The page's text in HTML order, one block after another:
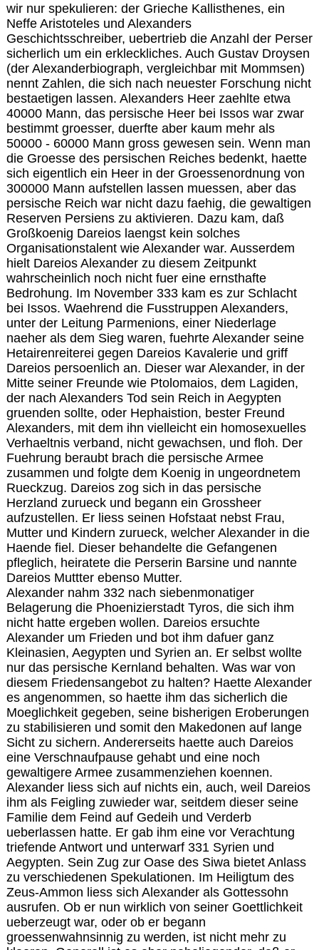
wir nur spekulieren: der Grieche Kallisthenes, ein
Neffe Aristoteles und Alexanders
Geschichtsschreiber, uebertrieb die Anzahl der Perser
sicherlich um ein erkleckliches. Auch Gustav Droysen
(der Alexanderbiograph, vergleichbar mit Mommsen)
nennt Zahlen, die sich nach neuester Forschung nicht
bestaetigen lassen. Alexanders Heer zaehlte etwa
40000 Mann, das persische Heer bei Issos war zwar
bestimmt groesser, duerfte aber kaum mehr als
50000 - 60000 Mann gross gewesen sein. Wenn man
die Groesse des persischen Reiches bedenkt, haette
sich eigentlich ein Heer in der Groessenordnung von
300000 Mann aufstellen lassen muessen, aber das
persische Reich war nicht dazu faehig, die gewaltigen
Reserven Persiens zu aktivieren. Dazu kam, daß
Großkoenig Dareios laengst kein solches
Organisationstalent wie Alexander war. Ausserdem
hielt Dareios Alexander zu diesem Zeitpunkt
wahrscheinlich noch nicht fuer eine ernsthafte
Bedrohung. Im November 333 kam es zur Schlacht
bei Issos. Waehrend die Fusstruppen Alexanders,
unter der Leitung Parmenions, einer Niederlage
naeher als dem Sieg waren, fuehrte Alexander seine
Hetairenreiterei gegen Dareios Kavalerie und griff
Dareios persoenlich an. Dieser war Alexander, in der
Mitte seiner Freunde wie Ptolomaios, dem Lagiden,
der nach Alexanders Tod sein Reich in Aegypten
gruenden sollte, oder Hephaistion, bester Freund
Alexanders, mit dem ihn vielleicht ein homosexuelles
Verhaeltnis verband, nicht gewachsen, und floh. Der
Fuehrung beraubt brach die persische Armee
zusammen und folgte dem Koenig in ungeordnetem
Rueckzug. Dareios zog sich in das persische
Herzland zurueck und begann ein Grossheer
aufzustellen. Er liess seinen Hofstaat nebst Frau,
Mutter und Kindern zurueck, welcher Alexander in die
Haende fiel. Dieser behandelte die Gefangenen
pfleglich, heiratete die Perserin Barsine und nannte
Dareios Muttter ebenso Mutter.
Alexander nahm 332 nach siebenmonatiger
Belagerung die Phoenizierstadt Tyros, die sich ihm
nicht hatte ergeben wollen. Dareios ersuchte
Alexander um Frieden und bot ihm dafuer ganz
Kleinasien, Aegypten und Syrien an. Er selbst wollte
nur das persische Kernland behalten. Was war von
diesem Friedensangebot zu halten? Haette Alexander
es angenommen, so haette ihm das sicherlich die
Moeglichkeit gegeben, seine bisherigen Eroberungen
zu stabilisieren und somit den Makedonen auf lange
Sicht zu sichern. Andererseits haette auch Dareios
eine Verschnaufpause gehabt und eine noch
gewaltigere Armee zusammenziehen koennen.
Alexander liess sich auf nichts ein, auch, weil Dareios
ihm als Feigling zuwieder war, seitdem dieser seine
Familie dem Feind auf Gedeih und Verderb
ueberlassen hatte. Er gab ihm eine vor Verachtung
triefende Antwort und unterwarf 331 Syrien und
Aegypten. Sein Zug zur Oase des Siwa bietet Anlass
zu verschiedenen Spekulationen. Im Heiligtum des
Zeus-Ammon liess sich Alexander als Gottessohn
ausrufen. Ob er nun wirklich von seiner Goettlichkeit
ueberzeugt war, oder ob er begann
groessenwahnsinnig zu werden, ist nicht mehr zu